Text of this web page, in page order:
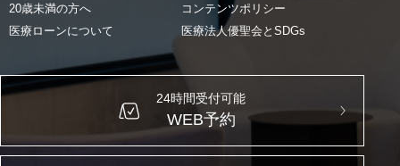
20歳未満の方へ
医療ローンについて
コンテンツポリシー
医療法人優聖会とSDGs
24時間受付可能
WEB予約